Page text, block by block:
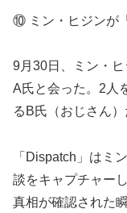
⑩ ミン・ヒジンが
9月30日、ミン・
A氏と会った。2人
るB氏（おじさん）
「Dispatch」はミ
談をキャプチャー
真相が確認された